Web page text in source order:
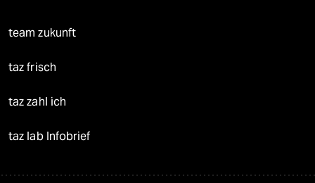
team zukunft
taz frisch
taz zahl ich
taz lab Infobrief